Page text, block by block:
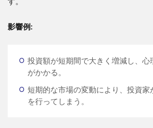
影響例:
投資額が短期間で大きく増減し、心
がかかる。
短期的な市場の変動により、投資家
を行ってしまう。